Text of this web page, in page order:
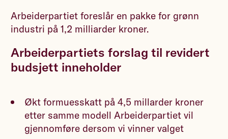
Arbeiderpartiet foreslår en pakke for grønn
industri på 1,2 milliarder kroner.
Arbeiderpartiets forslag til revidert
budsjett inneholder
Økt formuesskatt på 4,5 millarder kroner
etter samme modell Arbeiderpartiet vil
gjennomføre dersom vi vinner valget